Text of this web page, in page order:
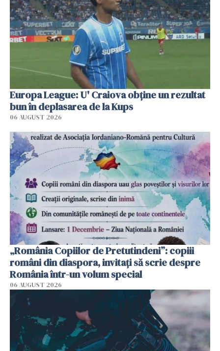
Europa League: U' Craiova obține un rezultat
bun în deplasarea de la Kups
06 AUGUST 2026
„România Copiilor de Pretutindeni”: copiii
români din diaspora, invitați să scrie despre
România într-un volum special
06 AUGUST 2026